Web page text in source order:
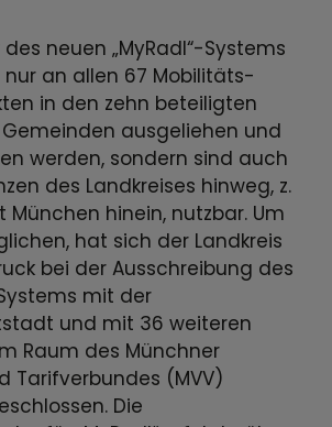
neuen „MyRadl“-Systems
an allen 67 Mobilitäts-
in den zehn beteiligten
ausgeliehen und
werden, sondern sind auch
des Landkreises hinweg, z.
München hinein, nutzbar. Um
hat sich der Landkreis
bei der Ausschreibung des
mit der
und mit 36 weiteren
Raum des Münchner
Tarifverbundes (MVV)
Die